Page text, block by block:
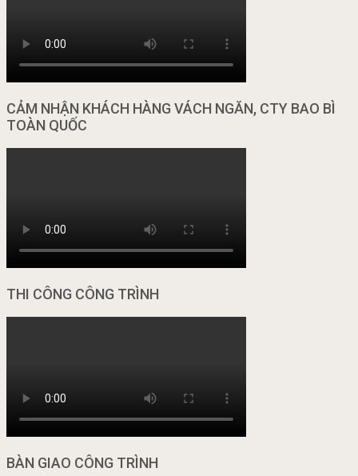
CẢM NHẬN KHÁCH HÀNG VÁCH NGĂN, CTY BAO BÌ
TOÀN QUỐC
THI CÔNG CÔNG TRÌNH
BÀN GIAO CÔNG TRÌNH